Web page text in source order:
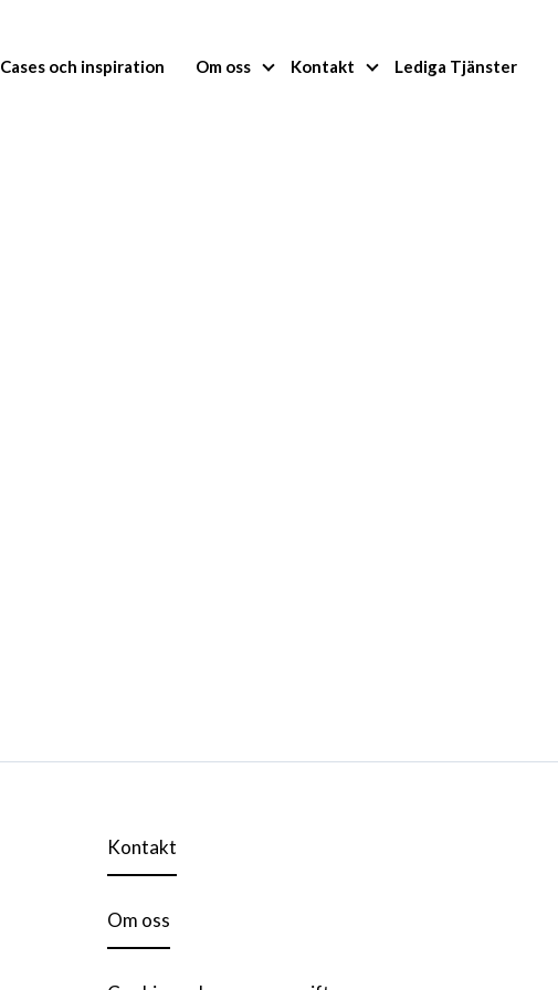
Cases och inspiration Om oss Kontakt Lediga Tjänster
Kontakt
Om oss